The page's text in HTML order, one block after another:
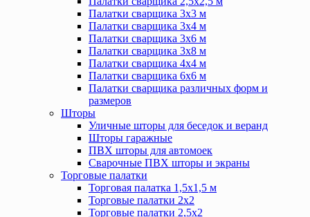
Палатки сварщика 3х3 м
Палатки сварщика 3х4 м
Палатки сварщика 3х6 м
Палатки сварщика 3х8 м
Палатки сварщика 4х4 м
Палатки сварщика 6х6 м
Палатки сварщика различных форм и
размеров
Шторы
Уличные шторы для беседок и веранд
Шторы гаражные
ПВХ шторы для автомоек
Сварочные ПВХ шторы и экраны
Торговые палатки
Торговая палатка 1,5х1,5 м
Торговые палатки 2х2
Торговые палатки 2,5х2